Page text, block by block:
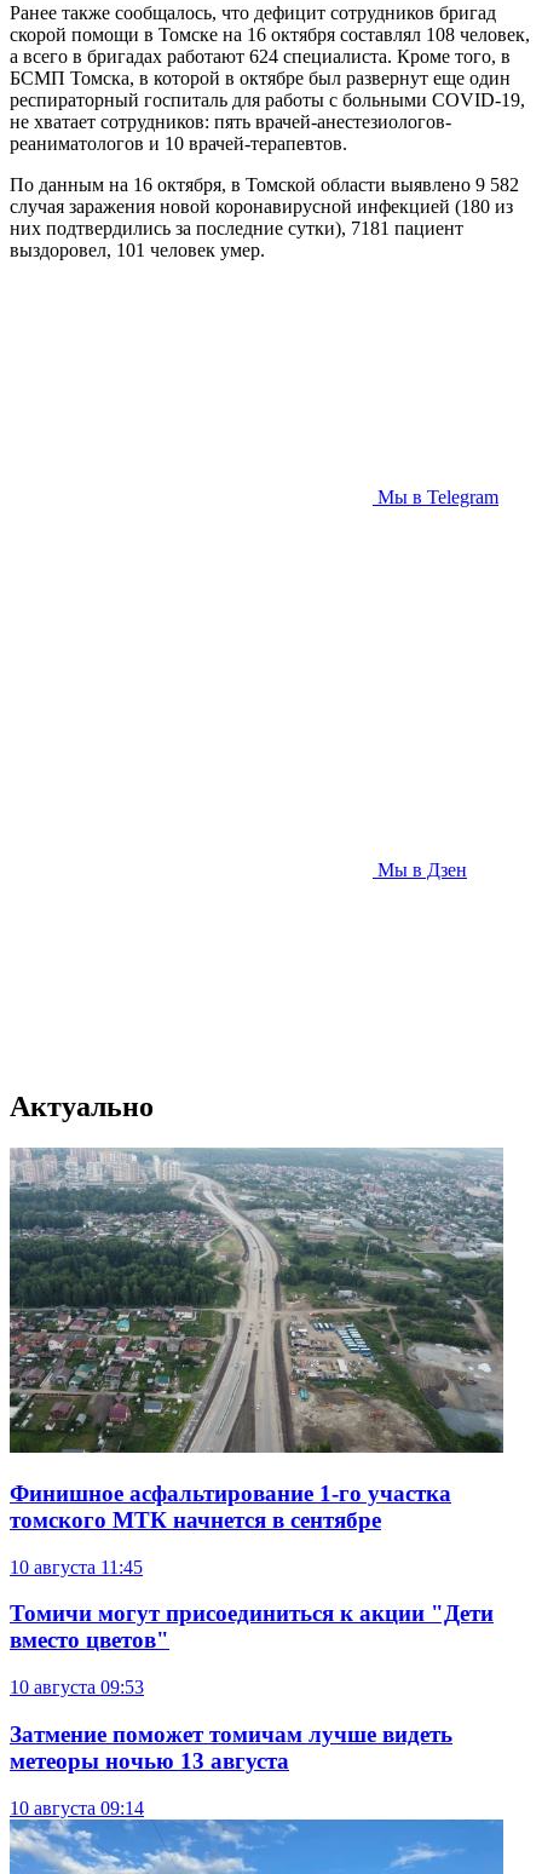
Ранее также сообщалось, что дефицит сотрудников бригад
скорой помощи в Томске на 16 октября составлял 108 человек,
а всего в бригадах работают 624 специалиста. Кроме того, в
БСМП Томска, в которой в октябре был развернут еще один
респираторный госпиталь для работы с больными COVID-19,
не хватает сотрудников: пять врачей-анестезиологов-
реаниматологов и 10 врачей-терапевтов.
По данным на 16 октября, в Томской области выявлено 9 582
случая заражения новой коронавирусной инфекцией (180 из
них подтвердились за последние сутки), 7181 пациент
выздоровел, 101 человек умер.
Мы в Telegram
Мы в Дзен
Актуально
Финишное асфальтирование 1-го участка
томского МТК начнется в сентябре
10 августа 11:45
Томичи могут присоединиться к акции "Дети
вместо цветов"
10 августа 09:53
Затмение поможет томичам лучше видеть
метеоры ночью 13 августа
10 августа 09:14